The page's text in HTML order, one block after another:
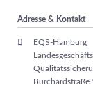
Adresse & Kontakt
EQS-Hamburg
Burchardstraße